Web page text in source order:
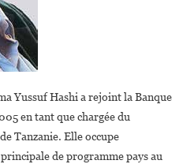
Yussuf Hashi a rejoint la Banque
en tant que chargée du
Tanzanie. Elle occupe
de programme pays au